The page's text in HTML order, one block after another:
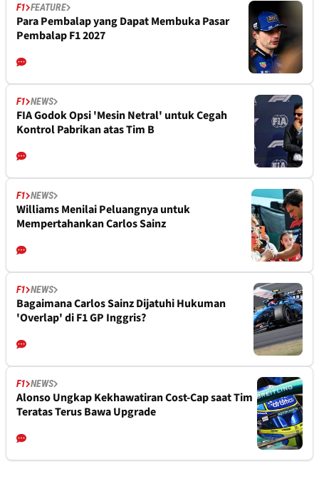
F1 FEATURE
Para Pembalap yang Dapat Membuka Pasar
Pembalap F1 2027
F1 NEWS
FIA Godok Opsi 'Mesin Netral' untuk Cegah
Kontrol Pabrikan atas Tim B
F1 NEWS
Williams Menilai Peluangnya untuk
Mempertahankan Carlos Sainz
F1 NEWS
Bagaimana Carlos Sainz Dijatuhi Hukuman
'Overlap' di F1 GP Inggris?
F1 NEWS
Alonso Ungkap Kekhawatiran Cost-Cap saat Tim
Teratas Terus Bawa Upgrade